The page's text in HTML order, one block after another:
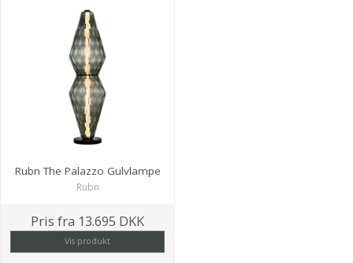
Rubn The Palazzo Gulvlampe
Rubn
Pris fra 13.695 DKK
Vis produkt